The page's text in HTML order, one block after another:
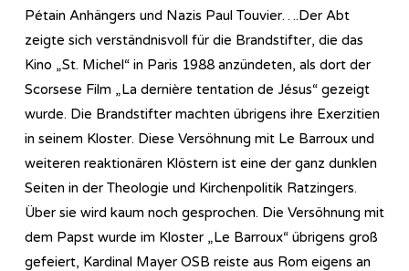
Pétain Anhängers und Nazis Paul Touvier….Der Abt
zeigte sich verständnisvoll für die Brandstifter, die das
Kino „St. Michel“ in Paris 1988 anzündeten, als dort der
Scorsese Film „La dernière tentation de Jésus“ gezeigt
wurde. Die Brandstifter machten übrigens ihre Exerzitien
in seinem Kloster. Diese Versöhnung mit Le Barroux und
weiteren reaktionären Klöstern ist eine der ganz dunklen
Seiten in der Theologie und Kirchenpolitik Ratzingers.
Über sie wird kaum noch gesprochen. Die Versöhnung mit
dem Papst wurde im Kloster „Le Barroux“ übrigens groß
gefeiert, Kardinal Mayer OSB reiste aus Rom eigens an